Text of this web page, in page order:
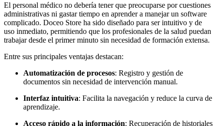
El personal médico no debería tener que preocuparse por cuestiones
administrativas ni gastar tiempo en aprender a manejar un software
complicado. Doceo Store ha sido diseñado para ser intuitivo y de
uso inmediato, permitiendo que los profesionales de la salud puedan
trabajar desde el primer minuto sin necesidad de formación extensa.
Entre sus principales ventajas destacan:
Automatización de procesos: Registro y gestión de
documentos sin necesidad de intervención manual.
Interfaz intuitiva: Facilita la navegación y reduce la curva de
aprendizaje.
Acceso rápido a la información: Recuperación de historiales